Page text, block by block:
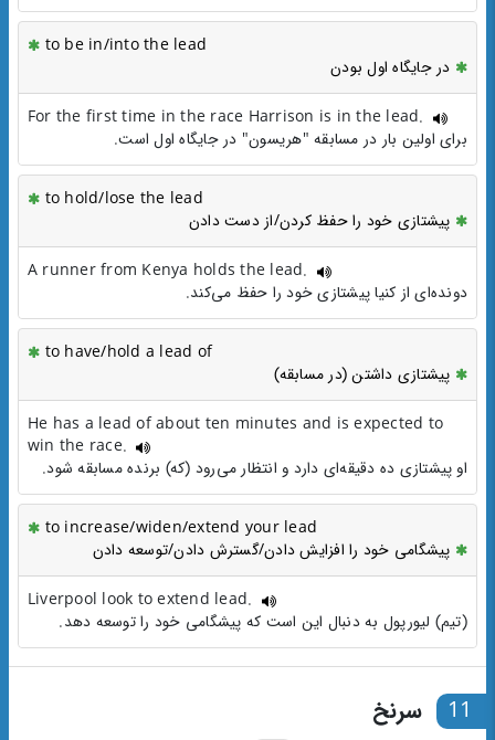
to be in/into the lead
در جایگاه اول بودن
For the first time in the race Harrison is in the lead.
برای اولین بار در مسابقه "هریسون" در جایگاه اول است.
to hold/lose the lead
پیشتازی خود را حفظ کردن/از دست دادن
A runner from Kenya holds the lead.
دونده‌ای از کنیا پیشتازی خود را حفظ می‌کند.
to have/hold a lead of
پیشتازی داشتن (در مسابقه)
He has a lead of about ten minutes and is expected to
win the race.
او پیشتازی ده دقیقه‌ای دارد و انتظار می‌رود (که) برنده مسابقه شود.
to increase/widen/extend your lead
پیشگامی خود را افزایش دادن/گسترش دادن/توسعه دادن
Liverpool look to extend lead.
(تیم) لیورپول به دنبال این است که پیشگامی خود را توسعه دهد.
11 سرنخ